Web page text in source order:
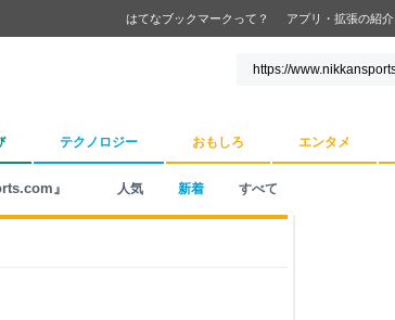
はてなブックマークって？ アプリ・拡張の紹介
テクノロジー おもしろ エンタメ
』 人気 新着 すべて